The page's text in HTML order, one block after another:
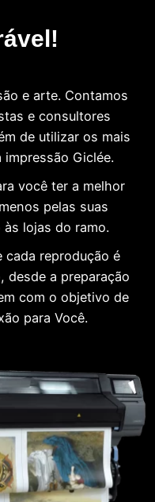
e arte. Contamos
e consultores
de utilizar os mais
Giclée.
você ter a melhor
pelas suas
lojas do ramo.
cada reprodução é
a preparação
com o objetivo de
para Você.